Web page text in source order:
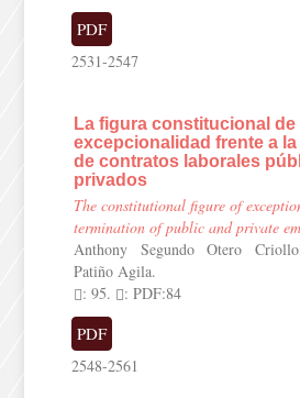
PDF
2531-2547
La figura constitucional de
excepcionalidad frente a
de contratos laborales
privados
The constitutional figure of
termination of public and private
Anthony Segundo Otero
Patiño Agila.
: 95.
: PDF:84
PDF
2548-2561